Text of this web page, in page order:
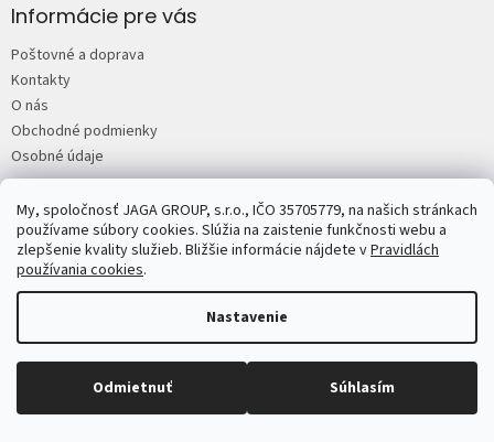
My, spoločnosť JAGA GROUP, s.r.o., IČO 35705779, na našich stránkach
používame súbory cookies. Slúžia na zaistenie funkčnosti webu a
zlepšenie kvality služieb. Bližšie informácie nájdete vPravidlách
používania cookies.
Nastavenie
Odmietnuť Súhlasím
v
ý
p
i
s
p
e
Informácie pre vás
Poštovné a doprava
Kontakty
O nás
Obchodné podmienky
Osobné údaje
JAGA.sk Predplatné časopisov JAGA Mojdom.sk Urobsisam.sk
Zahrada.sk ASB.sk
. Všetky práva vyhradené.